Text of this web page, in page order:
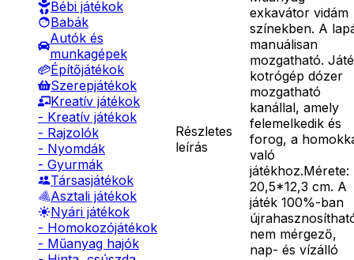
Bébi játékok
Babák
Autók és
munkagépek
Építőjátékok
Szerepjátékok
Kreatív játékok
- Kreatív játékok
- Rajzolók
- Nyomdák
- Gyurmák
Társasjátékok
Asztali játékok
Nyári játékok
- Homokozójátékok
- Műanyag hajók
Részletes
leírás
exkavátor vidám
színekben. A
manuálisan
mozgatható.
kotrógép dózer
mozgatható
kanállal, amely
felemelkedik és
forog, a
való
játékhoz.Mérete:
20,5*12,3 cm. A
játék 100%-ban
nem mérgező,
nap- és vízálló